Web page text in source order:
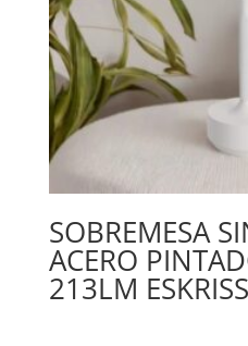
SOBREMESA
ACERO
213LM ESKRISS